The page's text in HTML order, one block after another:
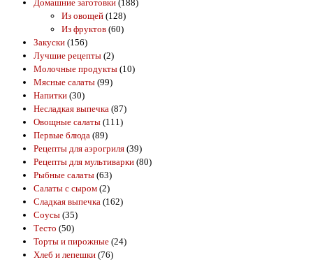
Домашние заготовки (188)
Из овощей (128)
Из фруктов (60)
Закуски (156)
Лучшие рецепты (2)
Молочные продукты (10)
Мясные салаты (99)
Напитки (30)
Несладкая выпечка (87)
Овощные салаты (111)
Первые блюда (89)
Рецепты для аэрогриля (39)
Рецепты для мультиварки (80)
Рыбные салаты (63)
Салаты с сыром (2)
Сладкая выпечка (162)
Соусы (35)
Тесто (50)
Торты и пирожные (24)
Хлеб и лепешки (76)